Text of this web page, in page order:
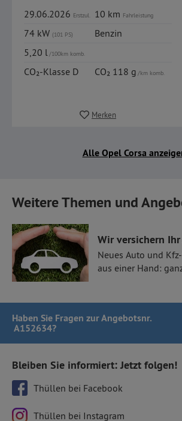
29.06.2026 Erstzul. 10 km Fahrleistung
74 kW (101 PS)
Benzin
5,20 l/100km komb.
CO₂-Klasse D CO₂ 118 g/km komb.
Merken
Alle Opel Corsa
Weitere Themen und
Wir versichern
Neues Auto und
aus einer Hand:
Haben Sie Fragen zur Angebotsnr.
A152634?
Bleiben Sie informiert: Jetzt folgen!
Thüllen bei Facebook
Thüllen bei Instagram